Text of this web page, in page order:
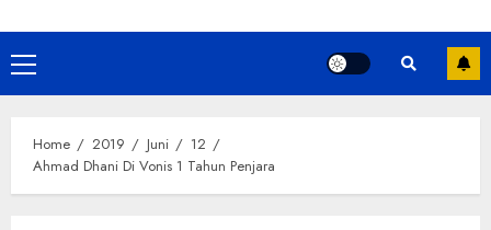
Primary
Menu
Home 2019 Juni
12
Ahmad Dhani Di Vonis 1 Tahun Penjara